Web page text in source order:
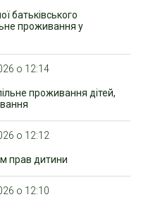
батьківського
проживання у
о 12:14
проживання дітей,
о 12:12
прав дитини
о 12:10